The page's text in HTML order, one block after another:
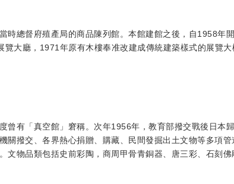
總督府殖產局的商品陳列館。本館建館之後，自1958年
大廳，1971年原有木樓奉准改建成傳統建築樣式的展覽大
有「真空館」窘稱。次年1956年，教育部撥交戰後日本
撥交、各界熱心捐贈、購藏、民間發掘出土文物等多項
物品類包括史前彩陶，商周甲骨青銅器、唐三彩、石刻